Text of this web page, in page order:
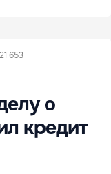
21 653
о
кредит